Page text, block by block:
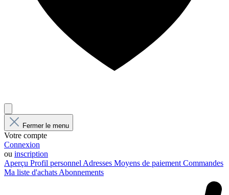
Fermer le menu
Votre compte
Connexion
ou inscription
Aperçu Profil personnel Adresses Moyens de paiement Commandes
Ma liste d'achats Abonnements